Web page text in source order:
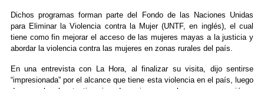
Dichos programas forman parte del Fondo de las Naciones Unidas
para Eliminar la Violencia contra la Mujer (UNTF, en inglés), el cual
tiene como fin mejorar el acceso de las mujeres mayas a la justicia y
abordar la violencia contra las mujeres en zonas rurales del país.
En una entrevista con La Hora, al finalizar su visita, dijo sentirse
“impresionada” por el alcance que tiene esta violencia en el país, luego